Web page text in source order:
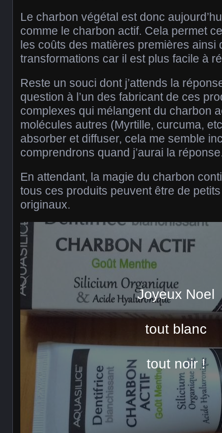
Le charbon végétal est donc
comme le charbon actif. Cela permet
les coûts des matières premières ainsi
transformations car il est plus facile à
Reste un souci dont j’attends la
question à l’un des fabricant de ces
complexes qui mélangent du charbon
molécules autres (Myrtille, curcuma,
absorber et diffuser, cela me semble
comprendrons quand j’aurai la
En attendant, la magie du charbon
tous ces produits peuvent être de
originaux.
Joyeux Noel
tout blanc
tout noir !